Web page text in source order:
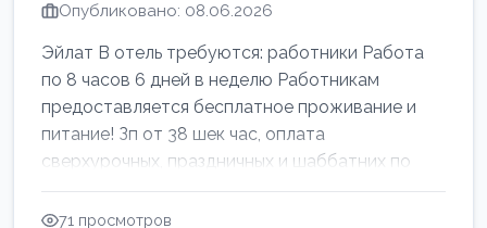
Опубликовано: 08.06.2026
Эйлат В отель требуются: работники Работа
по 8 часов 6 дней в неделю Работникам
предоставляется бесплатное проживание и
питание! Зп от 38 шек час, оплата
сверхурочных, праздничных и шаббатних по
закон...
71 просмотров